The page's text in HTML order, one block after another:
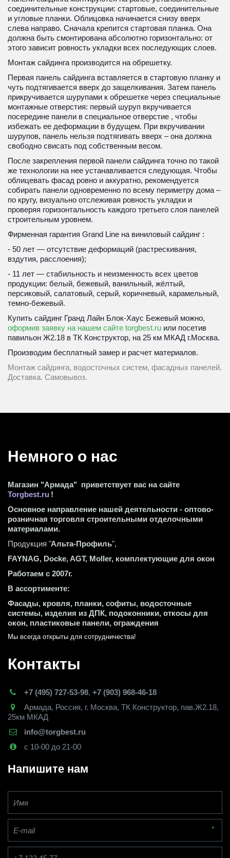
соединительные конструкции: стартовые, соединительные
и угловые планки. Облицовка начинается снизу вверх
слева направо. Сначала крепится стартовая планка. Она
должна быть смонтирована абсолютно горизонтально: от
этого зависит ровность укладки всех последующих слоев.
Монтаж сайдинга производится на обрешетку.
Первая панель сайдинга вставляется в стартовую планку и
чуть подтягивается вверх до защелкивания. Затем панель
прикручивается шурупами к обрешетке через специальные
монтажные отверстия: первый шуруп вкручивается
посередине панели в специальное отверстие , чтобы
избежать ее деформации в будущем. При вкручивании
шурупов, панель нельзя подтягивать вверх – она должна
свободно свисать под собственным весом.
После закрепления первой панели сайдинга точно по такой
же технологии на нее устанавливается следующая. Чтобы
облицевать фасад ровно и аккуратно, рекомендуется
собирать панели одновременно по всему периметру дома –
по кругу, визуально отслеживая ровность укладки и
проверяя горизонтальность каждого третьего слоя панелей
строительным уровнем.
Фирменная гарантия Grand Line на виниловый сайдинг :
- 50 лет — отсутствие деформаций (растрескивания,
вздутия, расслоения);
- 11 лет — стабильность и неизменность всех цветов
продукции: белый, бежевый, ванильный, жёлтый,
персиковый, салатовый, серый, коричневый, карамельный,
темно-бежевый.
оформив заявку на нашем сайте torgbest.ru или посетив
павильон Ж2.18 в ТК Конструктор, на 25 км МКАД г.Москва.
Производим бесплатный замер и расчет материалов.
Монтаж сайдинга, водосточных систем, фасадных панелей.
Доставка. Самовывоз.
Немного о нас
Магазин "Армада"  приветствует вас на сайте
Torgbest.ru !
Основное направление нашей деятельности - оптово-
розничная торговля строительными отделочными
материалами.
Продукция "Альта-Профиль",
FAYNAG, Docke, AGT, Moller, комплектующие для окон
Работаем с 2007г.
В ассортименте:
Фасады, кровля, планки, софиты, водосточные
системы, изделия из ДПК, подоконники, откосы для
окон, пластиковые панели, ограждения
Мы всегда открыты для сотрудничества!
Контакты
+7 (495) 727-53-98, +7 (903) 968-46-18
Армада, Россия, г. Москва, ТК Конструктор, пав.Ж2.18,
25км МКАД
info@torgbest.ru
с 10-00 до 21-00
Напишите нам
*